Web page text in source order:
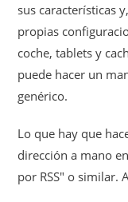
sus características
propias
coche, tablets y
puede hacer un
genérico.
Lo que hay que
dirección a mano
por RSS" o similar.